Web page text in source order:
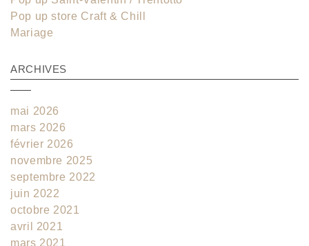
Pop up store Craft & Chill
Mariage
ARCHIVES
mai 2026
mars 2026
février 2026
novembre 2025
septembre 2022
juin 2022
octobre 2021
avril 2021
mars 2021